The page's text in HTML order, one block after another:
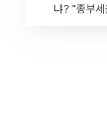
냐? "종부